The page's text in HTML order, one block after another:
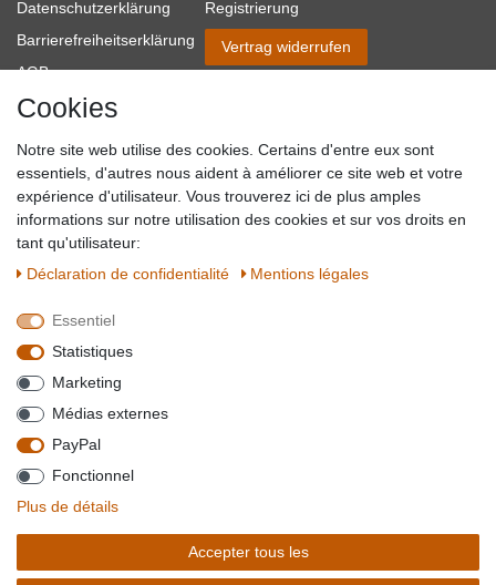
Datenschutzerklärung
Barrierefreiheitserklärung
AGB
Impressum
Blog
Registrierung
Vertrag widerrufen
SICHER EINKAUFEN
QUALITÄT
BESUCHEN SIE UNS AUF
WIR AKZEPTIEREN
*Alle Preise verstehen sich inkl. MwSt. zzgl. Versandkosten. **Gilt für Lieferungen
innerhalb deutschlands, Lieferzeiten für andere Länder entnehmen Sie bitte der
Schaltfäche mit denVersandinformationen. *** Bei den ausgewiesenen Versandkosten
handelt es sich um die StandardVersandkostenfür Deutschland, diese ändern sich je
nach Auswahl Ihres Lieferlandes.
Cookies
Notre site web utilise des cookies. Certains d'entre eux sont
essentiels, d'autres nous aident à améliorer ce site web et votre
expérience d'utilisateur. Vous trouverez ici de plus amples
informations sur notre utilisation des cookies et sur vos droits en
tant qu'utilisateur:
Déclaration de confidentialité
Mentions légales
Essentiel
Statistiques
Marketing
Médias externes
PayPal
Fonctionnel
Plus de détails
Accepter tous les